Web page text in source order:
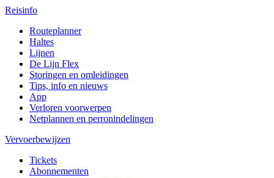
Reisinfo
Routeplanner
Haltes
Lijnen
De Lijn Flex
Storingen en omleidingen
Tips, info en nieuws
App
Verloren voorwerpen
Netplannen en perronindelingen
Vervoerbewijzen
Tickets
Abonnementen